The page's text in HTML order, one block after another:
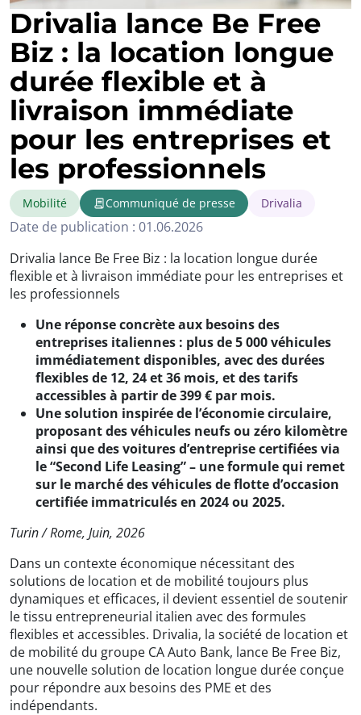
Drivalia lance Be Free
Biz : la location longue
durée flexible et à
livraison immédiate
pour les entreprises et
les professionnels
Mobilité Communiqué de presse Drivalia
Date de publication : 01.06.2026
Drivalia lance Be Free Biz : la location longue durée
flexible et à livraison immédiate pour les entreprises et
les professionnels
Une réponse concrète aux besoins des
entreprises italiennes : plus de 5 000 véhicules
immédiatement disponibles, avec des durées
flexibles de 12, 24 et 36 mois, et des tarifs
accessibles à partir de 399 € par mois.
Une solution inspirée de l’économie circulaire,
proposant des véhicules neufs ou zéro kilomètre
ainsi que des voitures d’entreprise certifiées via
le “Second Life Leasing” – une formule qui remet
sur le marché des véhicules de flotte d’occasion
certifiée immatriculés en 2024 ou 2025.
Turin / Rome, Juin, 2026
Dans un contexte économique nécessitant des
solutions de location et de mobilité toujours plus
dynamiques et efficaces, il devient essentiel de soutenir
le tissu entrepreneurial italien avec des formules
flexibles et accessibles. Drivalia, la société de location et
de mobilité du groupe CA Auto Bank, lance Be Free Biz,
une nouvelle solution de location longue durée conçue
pour répondre aux besoins des PME et des
indépendants.